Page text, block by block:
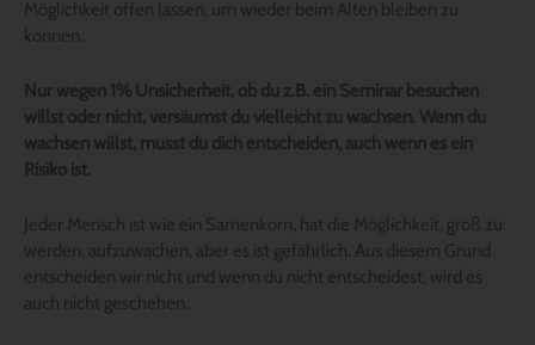
Möglichkeit offen lassen, um wieder beim Alten bleiben zu
können.
Nur wegen 1% Unsicherheit, ob du z.B. ein Seminar besuchen
willst oder nicht, versäumst du vielleicht zu wachsen. Wenn du
wachsen willst, musst du dich entscheiden, auch wenn es ein
Risiko ist.
Jeder Mensch ist wie ein Samenkorn, hat die Möglichkeit, groß zu
werden, aufzuwachen, aber es ist gefährlich. Aus diesem Grund
entscheiden wir nicht und wenn du nicht entscheidest, wird es
auch nicht geschehen.